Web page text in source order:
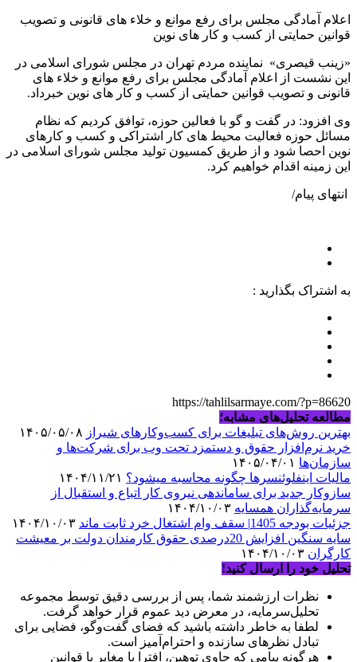
اعلام آمادگی مجلس برای رفع موانع و خلاء های قانونی و تصویب
قوانین حمایتی از کسب و کار های نوین
«زینب قیصری» نماینده مردم تهران در مجلس شورای اسلامی در
این نشست از اعلام آمادگی مجلس برای رفع موانع و خلاء های
قانونی و تصویب قوانین حمایتی از کسب و کار های نوین خبرداد.
وی افزود: در گفت و گو با فعالین حوزه، توافق کردیم که نظام
مسائل حوزه فعالیت محیط های کار اشتراکی و کسب و کارهای
نوین احصا شود و از طریق کمسیون تولید مجلس شورای اسلامی در
این زمینه اقدام خواهیم کرد.
انتهای پیام/
به اشتراک بگذارید :
https://tahlilsarmaye.com/?p=86620
مطالعه تحلیل‌های مشابه؛
بهترین روش‌های تبلیغات برای کسب‌وکارهای شیراز
خرید نرم‌افزار حقوق و دستمزد تحت وب برای شرکت‌ها و
سازمان‌ها
مالیات اینفلوئنسرها چگونه محاسبه میشود؟
سازوکار جدید برای ساماندهی نیروی کار اتباع و استقبال از
سرمایه‌گذاران همسایه
جزئیات بودجه 1405| سقف وام اشتغال خرد ثابت ماند
سایه سنگین افزایش 20درصدی حقوق کارمندان دولت بر معیشت
کارگران
تحلیل خود را ارسال کنید!
نظرات ارزشمند شما، پس از بررسی دقیق توسط مجموعه
تحلیل‌سرمایه، در معرض دید عموم قرار خواهد گرفت.
لطفا به خاطر داشته باشید که فضای گفت‌وگو، فضایی برای
تبادل نظرهای سازنده و احترام‌آمیز است.
هرگونه پیامی که حاوی توهین، افترا یا مغایر با قوانین